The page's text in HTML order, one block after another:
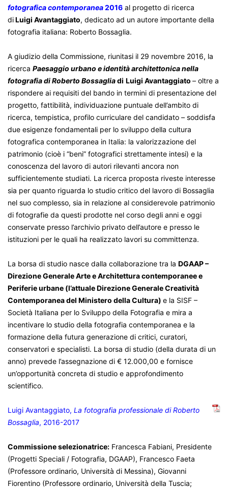
fotografica contemporanea2016 al progetto di ricerca
diLuigi Avantaggiato, dedicato ad un autore importante della
fotografia italiana: Roberto Bossaglia.
A giudizio della Commissione, riunitasi il 29 novembre 2016, la
ricerca Paesaggio urbano e identità architettonica nella
fotografia di Roberto Bossagliadi Luigi Avantaggiato – oltre a
rispondere ai requisiti del bando in termini di presentazione del
progetto, fattibilità, individuazione puntuale dell’ambito di
ricerca, tempistica, profilo curriculare del candidato – soddisfa
due esigenze fondamentali per lo sviluppo della cultura
fotografica contemporanea in Italia: la valorizzazione del
patrimonio (cioè i “beni” fotografici strettamente intesi) e la
conoscenza del lavoro di autori rilevanti ancora non
sufficientemente studiati. La ricerca proposta riveste interesse
sia per quanto riguarda lo studio critico del lavoro di Bossaglia
nel suo complesso, sia in relazione al considerevole patrimonio
di fotografie da questi prodotte nel corso degli anni e oggi
conservate presso l’archivio privato dell’autore e presso le
istituzioni per le quali ha realizzato lavori su committenza.
La borsa di studio nasce dalla collaborazione tra la DGAAP –
Direzione Generale Arte e Architettura contemporanee e
Periferie urbane (l’attuale Direzione Generale Creatività
Contemporanea del Ministero della Cultura) e la SISF –
Società Italiana per lo Sviluppo della Fotografia e mira a
incentivare lo studio della fotografia contemporanea e la
formazione della futura generazione di critici, curatori,
conservatori e specialisti. La borsa di studio (della durata di un
anno) prevede l’assegnazione di € 12.000,00 e fornisce
un’opportunità concreta di studio e approfondimento
scientifico.
Luigi Avantaggiato, La fotografia professionale di Roberto
Bossaglia, 2016-2017
Commissione selezionatrice: Francesca Fabiani, Presidente
(Progetti Speciali / Fotografia, DGAAP), Francesco Faeta
(Professore ordinario, Università di Messina), Giovanni
Fiorentino (Professore ordinario, Università della Tuscia;